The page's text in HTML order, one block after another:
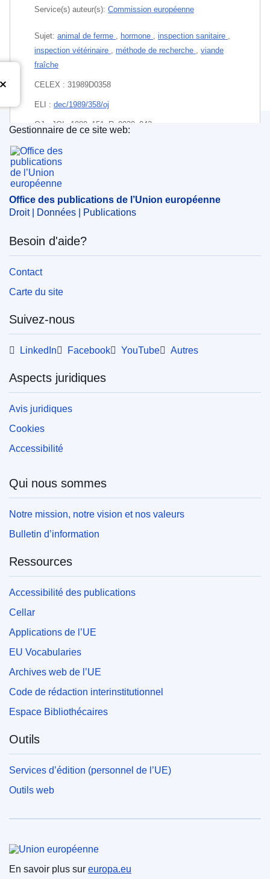
Service(s) auteur(s): Commission européenne
Sujet: animal de ferme , hormone , inspection sanitaire ,
inspection vétérinaire , méthode de recherche , viande
fraîche
CELEX : 31989D0358
ELI : dec/1989/358/oj
OJ : JOL_1989_151_R_0039_042
Office des publications de l’Union européenne
Gestionnaire de ce site web:
Office des publications de l’Union européenne
Droit | Données | Publications
Besoin d'aide?
Contact
Carte du site
Suivez-nous
LinkedIn Facebook YouTube Autres
Aspects juridiques
Avis juridiques
Cookies
Accessibilité
Qui nous sommes
Notre mission, notre vision et nos valeurs
Bulletin d’information
Ressources
Accessibilité des publications
Cellar
Applications de l’UE
EU Vocabularies
Archives web de l’UE
Code de rédaction interinstitutionnel
Espace Bibliothécaires
Outils
Services d’édition (personnel de l’UE)
Outils web
En savoir plus sur europa.eu